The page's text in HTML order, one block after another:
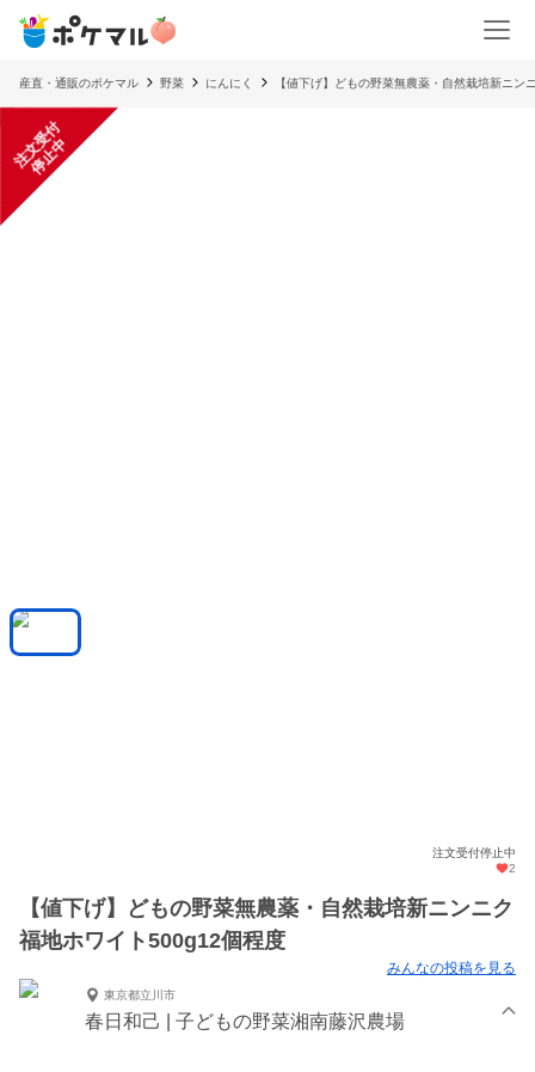
産直・通販のポケマル 野菜 にんにく 【値下げ】どもの野菜無農薬・自然栽培新ニ
注
文
受
付
停
止
中
注文受付停止中
2
【値下げ】どもの野菜無農薬・自然栽培新ニンニク
福地ホワイト500g12個程度
みんなの投稿を見る
東京都立川市
春日和己 | 子どもの野菜湘南藤沢農場